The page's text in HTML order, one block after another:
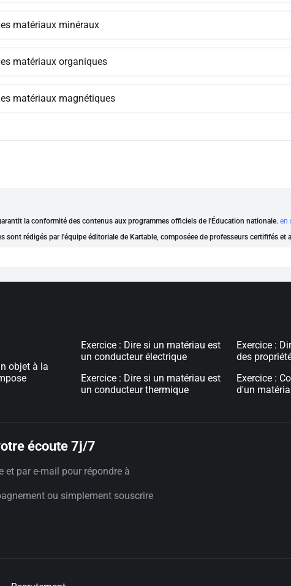
matériaux minéraux
matériaux organiques
matériaux magnétiques
la conformité des contenus aux programmes officiels de l'Éducation nationale. en
sont rédigés par l'équipe éditoriale de Kartable, composéee de professeurs certififés et
objet à la
Exercice : Dire si un matériau est
un conducteur électrique
Exercice : Dire si un matériau est
un conducteur thermique
Exercice :
des
Exercice :
d'un
écoute 7j/7
et par e-mail pour répondre à
ou simplement souscrire